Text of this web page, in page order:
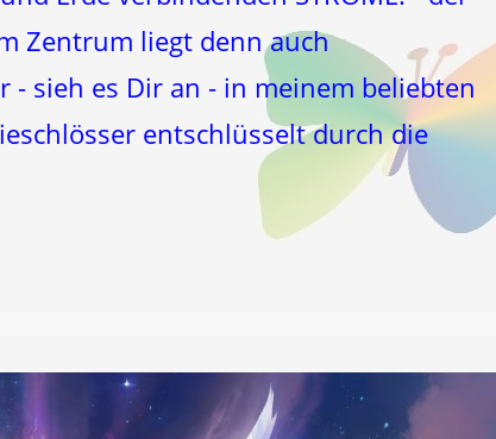
Zentrum liegt denn auch
- sieh es Dir an - in meinem beliebten
entschlüsselt durch die